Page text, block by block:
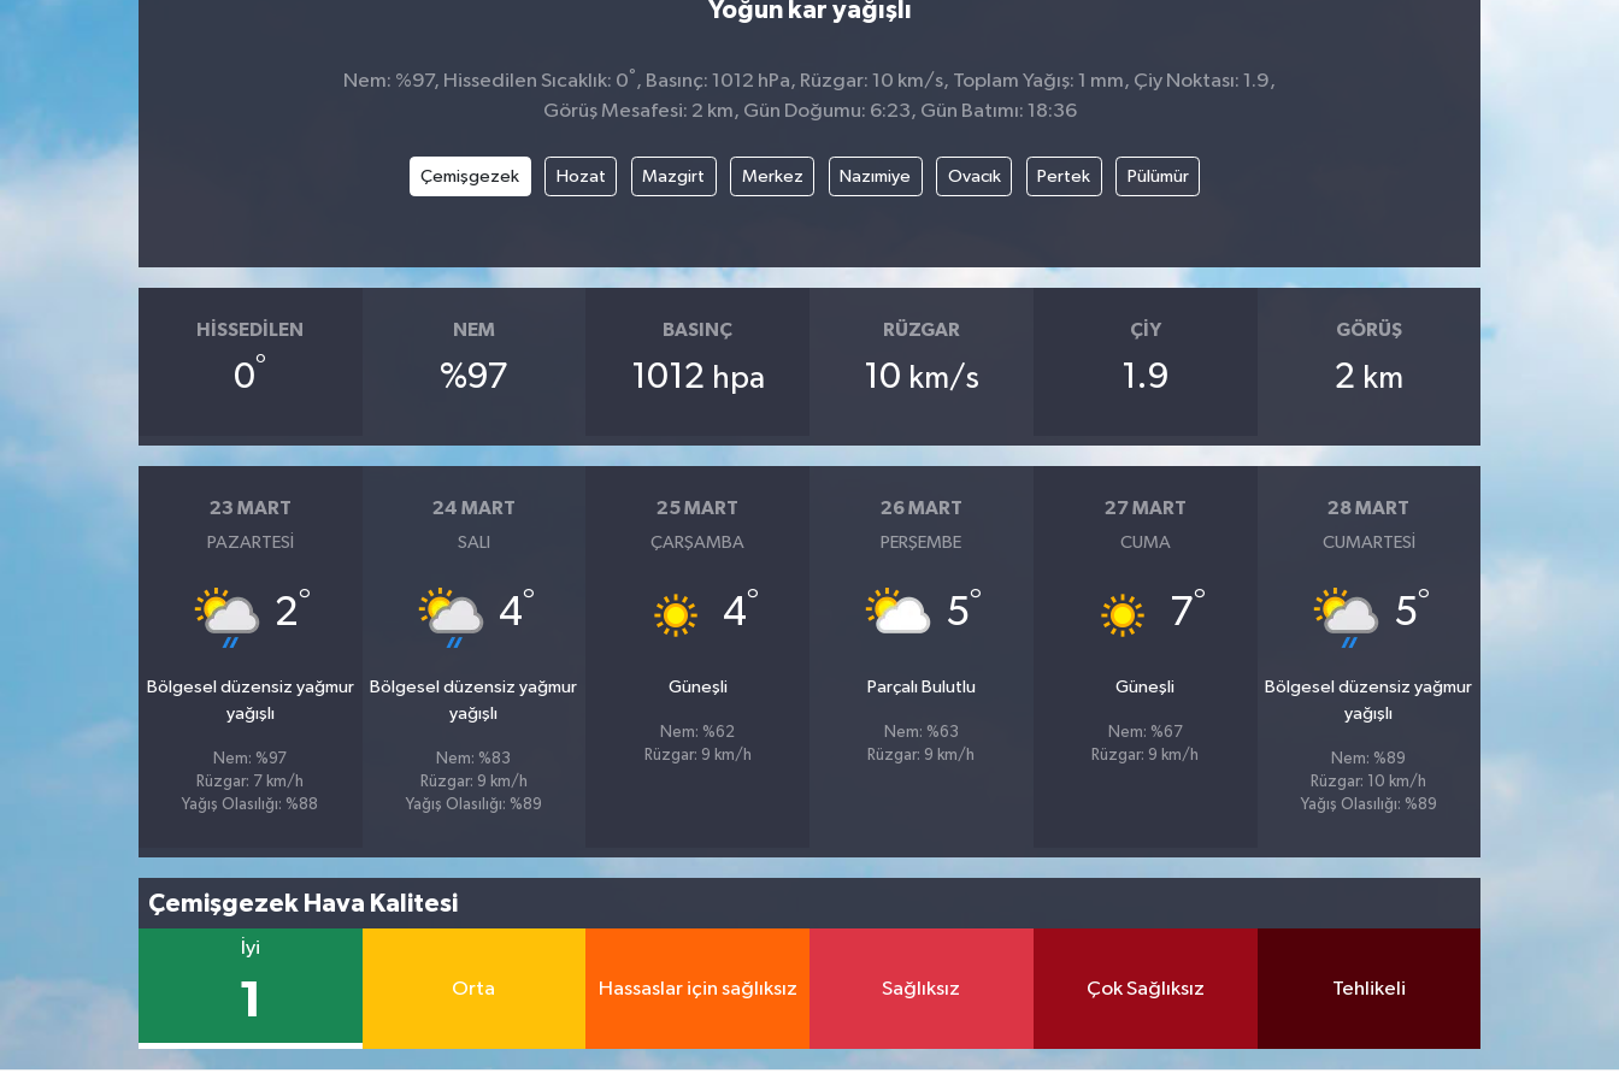
Yoğun kar yağışlı
Nem: %97, Hissedilen Sıcaklık: 0° , Basınç: 1012 hPa, Rüzgar: 10 km/s, Toplam Yağış: 1 mm, Çiy Noktası: 1.9,
Görüş Mesafesi: 2 km, Gün Doğumu: 6:23, Gün Batımı: 18:36
Çemişgezek Hozat Mazgirt Merkez Nazımiye Ovacık Pertek Pülümür
HISSEDILEN
0°
NEM
%97
BASINÇ
1012 hpa
RÜZGAR
10 km/s
ÇIY
1.9
GÖRÜŞ
2 km
23 MART
PAZARTESI
2°
Bölgesel düzensiz yağmur
yağışlı
Nem: %97
Rüzgar: 7 km/h
Yağış Olasılığı: %88
24 MART
SALI
4°
Bölgesel düzensiz yağmur
yağışlı
Nem: %83
Rüzgar: 9 km/h
Yağış Olasılığı: %89
25 MART
ÇARŞAMBA
4°
Güneşli
Nem: %62
Rüzgar: 9 km/h
26 MART
PERŞEMBE
5°
Parçalı Bulutlu
Nem: %63
Rüzgar: 9 km/h
27 MART
CUMA
7°
Güneşli
Nem: %67
Rüzgar: 9 km/h
28 MART
CUMARTESI
5°
Bölgesel düzensiz yağmur
yağışlı
Nem: %89
Rüzgar: 10 km/h
Yağış Olasılığı: %89
Çemişgezek Hava Kalitesi
İyi
1 Orta Hassaslar için sağlıksız Sağlıksız Çok Sağlıksız Tehlikeli
RESMİ İLANLAR
SİYASET
YAYLADERE